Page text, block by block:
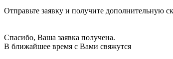
Отправьте заявку и получите дополнительную
Спасибо, Ваша заявка получена.
В ближайшее время с Вами свяжутся